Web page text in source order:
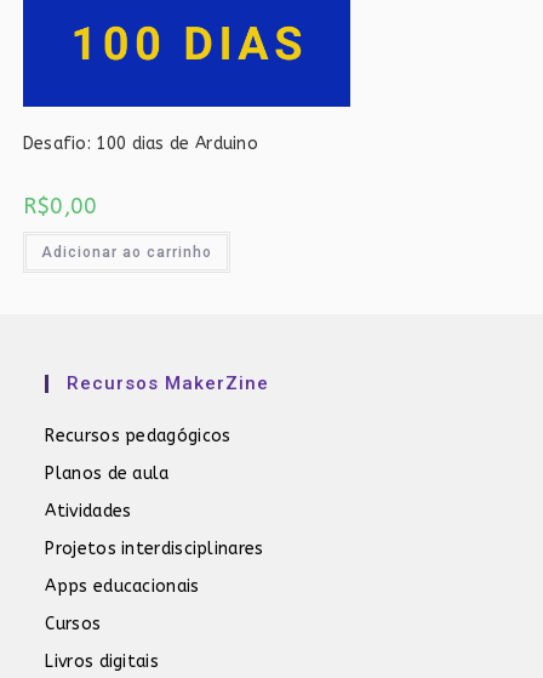
Desafio: 100 dias de Arduino
R$0,00
Adicionar ao carrinho
Recursos MakerZine
Recursos pedagógicos
Planos de aula
Atividades
Projetos interdisciplinares
Apps educacionais
Cursos
Livros digitais